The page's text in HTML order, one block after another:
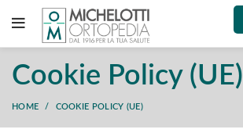
Cookie Policy (UE)
HOME COOKIE POLICY (UE)